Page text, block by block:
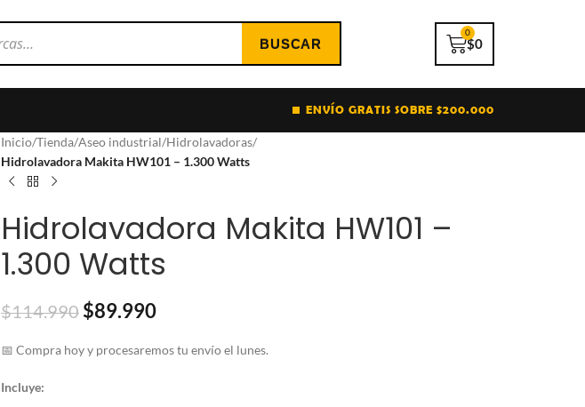
$0
0
ENVÍO GRATIS SOBRE $200.000
Inicio/Tienda/Aseo industrial/Hidrolavadoras/
Hidrolavadora Makita HW101 – 1.300 Watts
Hidrolavadora Makita HW101 –
1.300 Watts
$114.990 $89.990
📅 Compra hoy y procesaremos tu envío el lunes.
Incluye: